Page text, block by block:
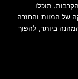
תוכלו
של המוות והחזרה
ביותר, להפוך